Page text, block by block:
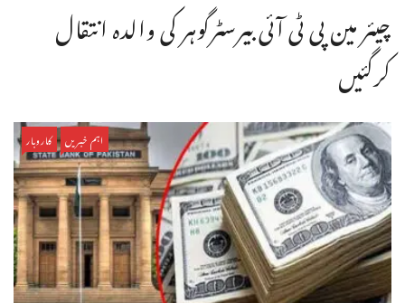
چیئر مین پی ٹی آئی بیرسٹرگوہر کی والدہ انتقال
کرگئیں
اہم خبریں کاروبار